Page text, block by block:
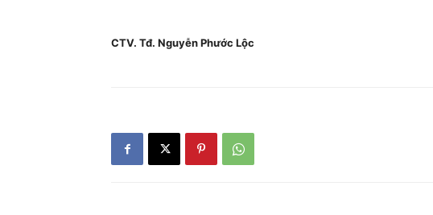
CTV. Tđ. Nguyễn Phước Lộc